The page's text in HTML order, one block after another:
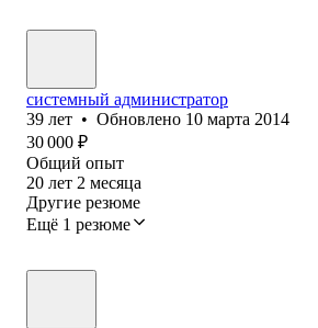
системный администратор
39 лет • Обновлено 10 марта 2014
30 000 ₽
Общий опыт
20 лет 2 месяца
Другие резюме
Ещё 1 резюме